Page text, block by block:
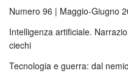
Numero 96 | Maggio-Giugno
Intelligenza artificiale.
ciechi
Tecnologia e guerra: dal